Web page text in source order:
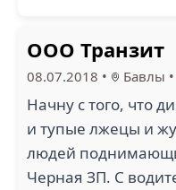
ООО Транзит
08.07.2018 • Бавлы •
Начну с того, что
и тупые лжецы и
людей
Черная ЗП. С